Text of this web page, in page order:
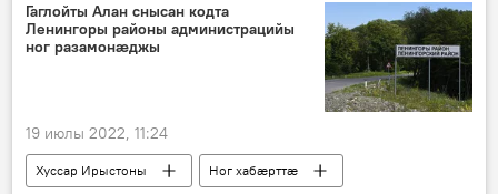
Гаглойты Алан снысан кодта
Ленингоры районы администрацийы
ног разамонæджы
19 июлы 2022, 11:24
Хуссар Ирыстоны
Ног хабӕрттӕ